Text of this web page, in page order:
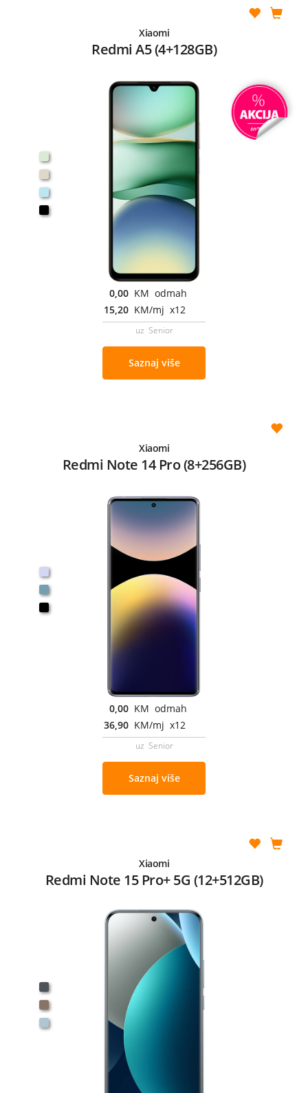
Xiaomi
Redmi A5 (4+128GB)
0,00 KM odmah
15,20 KM/mj x12
uz Senior
Saznaj više
Xiaomi
Redmi Note 14 Pro (8+256GB)
0,00 KM odmah
36,90 KM/mj x12
uz Senior
Saznaj više
Xiaomi
Redmi Note 15 Pro+ 5G (12+512GB)